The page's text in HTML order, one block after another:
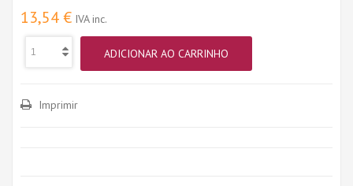
13,54 € IVA inc.
ADICIONAR AO CARRINHO
Imprimir